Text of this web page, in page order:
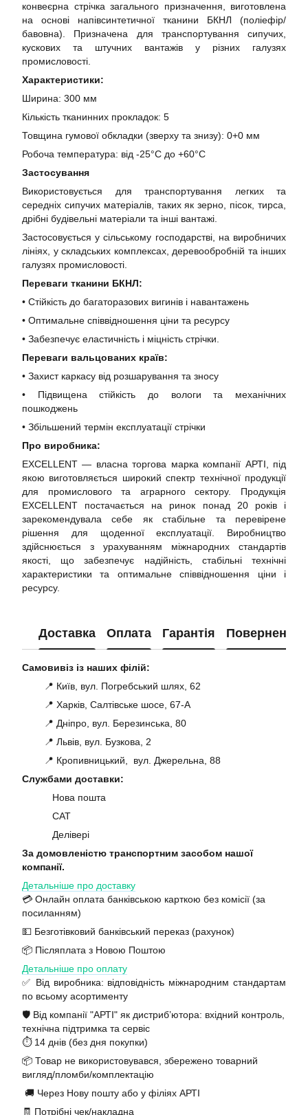
конвеєрна стрічка загального призначення, виготовлена
на основі напівсинтетичної тканини БКНЛ (поліефір/
бавовна). Призначена для транспортування сипучих,
кускових та штучних вантажів у різних галузях
промисловості.
Характеристики:
Ширина: 300 мм
Кількість тканинних прокладок: 5
Товщина гумової обкладки (зверху та знизу): 0+0 мм
Робоча температура: від -25°C до +60°C
Застосування
Використовується для транспортування легких та
середніх сипучих матеріалів, таких як зерно, пісок, тирса,
дрібні будівельні матеріали та інші вантажі.
Застосовується у сільському господарстві, на виробничих
лініях, у складських комплексах, деревообробній та інших
галузях промисловості.
Переваги тканини БКНЛ:
• Стійкість до багаторазових вигинів і навантажень
• Оптимальне співвідношення ціни та ресурсу
• Забезпечує еластичність і міцність стрічки.
Переваги вальцованих країв:
• Захист каркасу від розшарування та зносу
• Підвищена стійкість до вологи та механічних
пошкоджень
• Збільшений термін експлуатації стрічки
Про виробника:
EXCELLENT — власна торгова марка компанії АРТІ, під
якою виготовляється широкий спектр технічної продукції
для промислового та аграрного сектору. Продукція
EXCELLENT постачається на ринок понад 20 років і
зарекомендувала себе як стабільне та перевірене
рішення для щоденної експлуатації. Виробництво
здійснюється з урахуванням міжнародних стандартів
якості, що забезпечує надійність, стабільні технічні
характеристики та оптимальне співвідношення ціни і
ресурсу.
Доставка Оплата Гарантія Повернення
Самовивіз із наших філій:
📍 Київ, вул. Погребський шлях, 62
📍 Харків, Салтівське шосе, 67-А
📍 Дніпро, вул. Березинська, 80
📍 Львів, вул. Бузкова, 2
📍 Кропивницький, вул. Джерельна, 88
Службами доставки:
Нова пошта
САТ
Делівері
За домовленістю транспортним засобом нашої
компанії.
Детальніше про доставку
💳 Онлайн оплата банківською карткою без комісії (за
посиланням)
💵 Безготівковий банківський переказ (рахунок)
📦 Післяплата з Новою Поштою
Детальніше про оплату
✅ Від виробника: відповідність міжнародним стандартам
по всьому асортименту
🛡️ Від компанії "АРТІ" як дистриб’ютора: вхідний контроль,
технічна підтримка та сервіс
⏱️ 14 днів (без дня покупки)
📦 Товар не використовувався, збережено товарний
вигляд/пломби/комплектацію
🚚 Через Нову пошту або у філіях АРТІ
🧾 Потрібні чек/накладна